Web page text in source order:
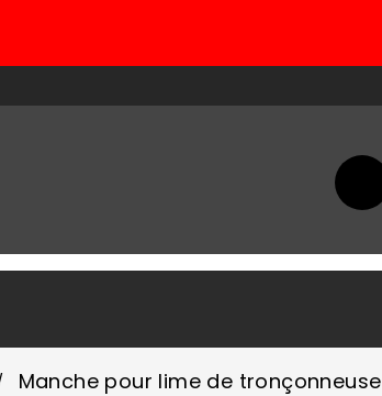
Manche pour lime de tronçonneuse